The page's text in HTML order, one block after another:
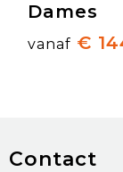
Dames
vanaf €
Contact